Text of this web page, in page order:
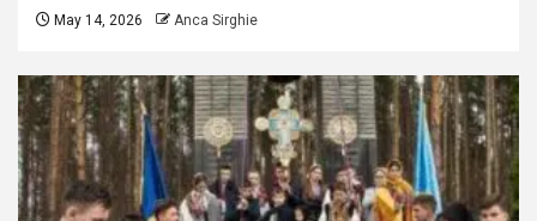
May 14, 2026 Anca Sirghie